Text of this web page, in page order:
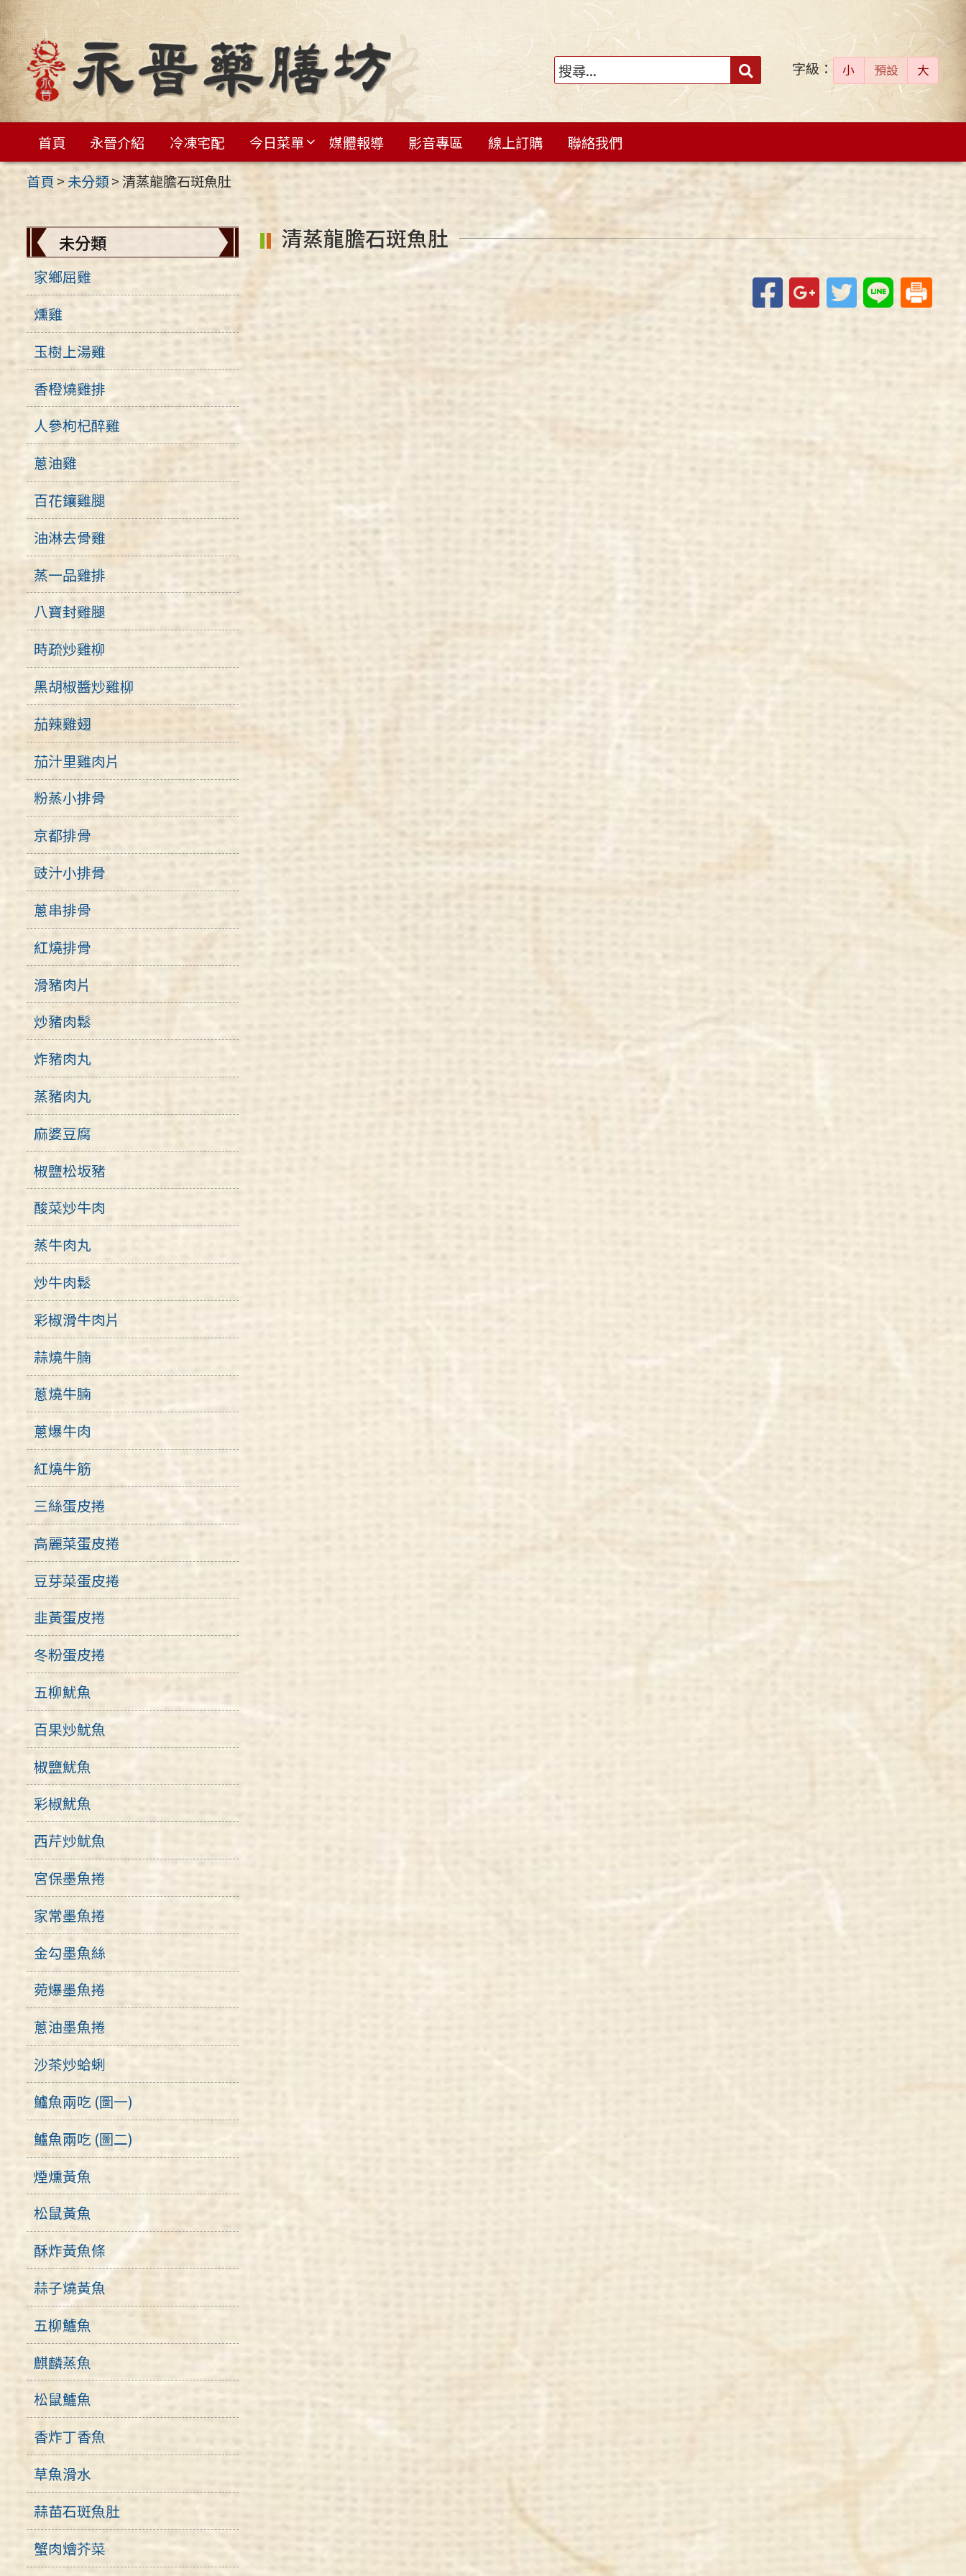
跳
至
主
要
內
區
搜
尋：
送出 字級： 小 預設 大
首頁 永晉介紹 冷凍宅配 今日菜單 媒體報導 影音專區 線上訂購
聯絡我們
首頁 > 未分類>清蒸龍膽石斑魚肚
未分類
家鄉屈雞
燻雞
玉樹上湯雞
香橙燒雞排
人參枸杞醉雞
蔥油雞
百花鑲雞腿
油淋去骨雞
蒸一品雞排
八寶封雞腿
時疏炒雞柳
黑胡椒醬炒雞柳
茄辣雞翅
茄汁里雞肉片
粉蒸小排骨
京都排骨
豉汁小排骨
蔥串排骨
紅燒排骨
滑豬肉片
炒豬肉鬆
炸豬肉丸
蒸豬肉丸
麻婆豆腐
椒鹽松坂豬
酸菜炒牛肉
蒸牛肉丸
炒牛肉鬆
彩椒滑牛肉片
蒜燒牛腩
蔥燒牛腩
蔥爆牛肉
紅燒牛筋
三絲蛋皮捲
高麗菜蛋皮捲
豆芽菜蛋皮捲
韭黃蛋皮捲
冬粉蛋皮捲
五柳魷魚
百果炒魷魚
椒鹽魷魚
彩椒魷魚
西芹炒魷魚
宮保墨魚捲
家常墨魚捲
金勾墨魚絲
菀爆墨魚捲
蔥油墨魚捲
沙茶炒蛤蜊
鱸魚兩吃 (圖一)
鱸魚兩吃 (圖二)
煙燻黃魚
松鼠黃魚
酥炸黃魚條
蒜子燒黃魚
五柳鱸魚
麒麟蒸魚
松鼠鱸魚
香炸丁香魚
草魚滑水
蒜苗石斑魚肚
蟹肉燴芥菜
清蒸龍膽石斑魚肚
FacebookGoogle+TwitterLine